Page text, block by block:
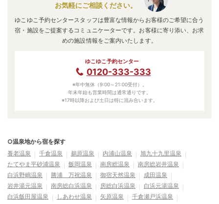
お気軽にご相談ください。
ゆこゆこ予約センタースタッフは豊富な情報からお客様のご希望に合う
宿・施設をご提案するコミュニケーターです。お客様に寄り添い、お求
めの施設情報をご案内いたします。
ゆこゆこ予約センター
0120-333-333
※年中無休（9:00～21:00受付）。
年末年始も営業時間は通常通りです。
※17時以降および土日は特に混み合います。
○温泉地から宿を探す
養老温泉
千倉温泉 鵜原温泉 内浦山温泉
旭九十九里温泉
たてやま平砂浦温泉
飯岡温泉 南房総温泉
南房総岩井温泉
白浜野嶋温泉
勝浦 万祝温泉 御宿天然温泉
成田温泉
岩井湯元温泉
南房総白浜温泉 房総白浜温泉
白浜元湯温泉
白浜飯田屋温泉
しあわせ温泉 矢原温泉
千倉瀬戸浜温泉